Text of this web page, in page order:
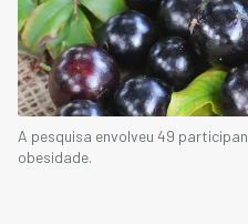
A pesquisa envolveu 49
obesidade.